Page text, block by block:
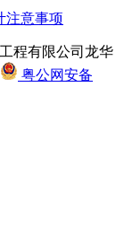
注意事项
程有限公司龙华
粤公网安备